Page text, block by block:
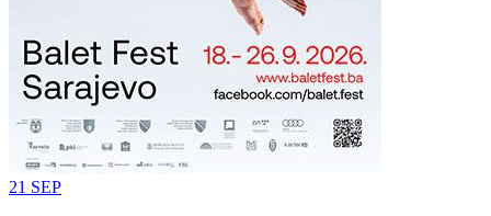
21 SEP